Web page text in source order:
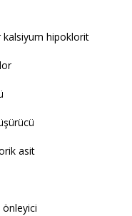
kalsiyum hipoklorit
asit